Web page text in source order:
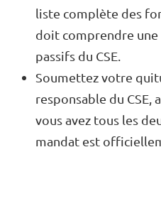
liste complète des
doit comprendre
passifs du CSE.
Soumettez votre
responsable du CSE,
vous avez tous les
mandat est